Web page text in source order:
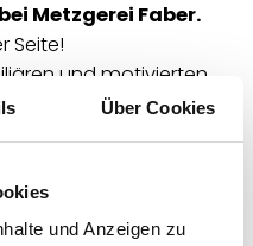
Über Cookies
und Anzeigen zu
Metzgerei Faber.
Seite!
und motivierten
Leidenschaft für
sowie 14
Sneaker oder